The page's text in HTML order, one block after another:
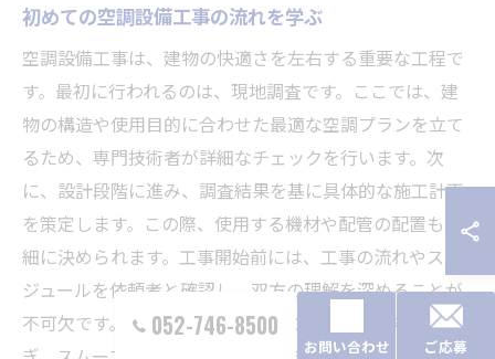
初めての空調設備工事の流れを学ぶ
空調設備工事は、建物の快適さを左右する重要な工程で
す。最初に行われるのは、現地調査です。ここでは、建
物の構造や使用目的に合わせた最適な空調プランを立て
るため、専門技術者が詳細なチェックを行います。次
に、設計段階に進み、調査結果を基に具体的な施工計画
を策定します。この際、使用する機材や配管の配置も詳
細に決められます。工事開始前には、工事の流れやスケ
ジュールを依頼者と確認し、双方の理解を深めることが
不可欠です。これにより、工事中のトラブルを未然に防
052-746-8500
お問い合わせ ご応募